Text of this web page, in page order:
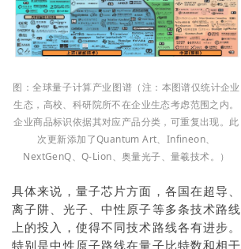
图：全球量子计算产业图谱（注：本图谱仅统计企业
生态，高校、科研院所不在企业生态考虑范围之内。
企业商品标识依据其对应产品分类，可重复出现。此
次更新添加了Quantum Art、Infineon、
NextGenQ、Q-Lion、奥量光子、量羲技术。 ）
具体来说，量子芯片方面，各国在超导、
离子阱、光子、中性原子等多条技术路线
上的投入，使得不同技术路线各有进步。
特别是中性原子路线在量子比特数和相干